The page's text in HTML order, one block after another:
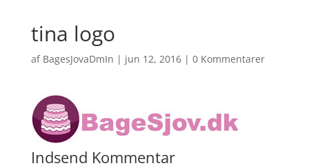
tina logo
af BagesJovaDmIn | jun 12, 2016| 0 Kommentarer
Indsend Kommentar